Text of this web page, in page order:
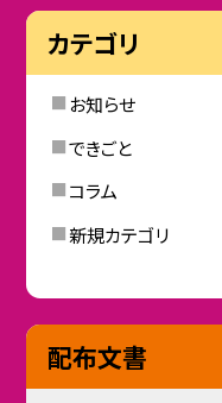
カテゴリ
お知らせ
できごと
コラム
新規カテゴリ
配布文書